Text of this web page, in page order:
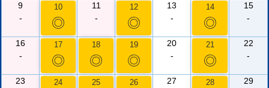
9
-
10
◎
11
-
12
◎
13
-
14
◎
15
-
16
-
17
◎
18
◎
19
◎
20
-
21
◎
22
-
23 24 25 26 27 28 29